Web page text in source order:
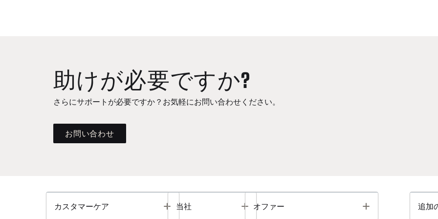
助けが必要ですか?
さらにサポートが必要ですか？お気軽にお問い合わせください。
お問い合わせ
カスタマーケア Toggle
当社 Toggle
オファー Toggle 追加